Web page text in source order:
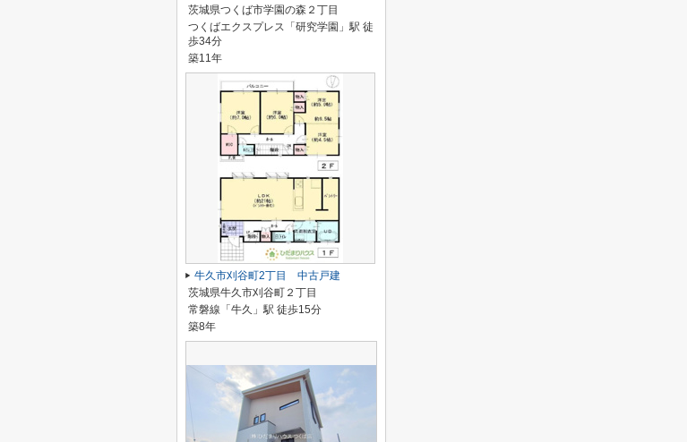
茨城県つくば市学園の森２丁目
つくばエクスプレス「研究学園」駅 徒
歩34分
築11年
牛久市刈谷町2丁目 中古戸建
茨城県牛久市刈谷町２丁目
常磐線「牛久」駅 徒歩15分
築8年